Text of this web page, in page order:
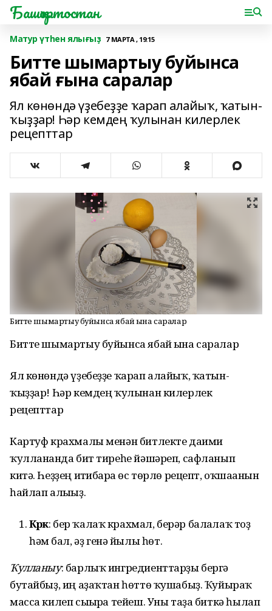
Башҡортостан
Матур үтһен ялығыҙ 7 МАРТА , 19:15
Битте шымартыу буйынса
ябай ғына саралар
Ял көнөндә үҙебеҙҙе ҡарап алайыҡ, ҡатын-
ҡыҙҙар! Һәр кемдең ҡулынан килерлек
рецепттар
Битте шымартыу буйынса ябай ғына саралар
Битте шымартыу буйынса ябай ғына саралар
Ял көнөндә үҙебеҙҙе ҡарап алайыҡ, ҡатын-
ҡыҙҙар! Һәр кемдең ҡулынан килерлек
рецепттар
Картуф крахмалы менән битлекте даими
ҡулланғанда бит тиреһе йәшәреп, сафланып
китә. Һеҙҙең иғтибарға өс төрлө рецепт, оҡшағанын
һайлап алығыҙ.
Кәрәк: бер ҡалаҡ крахмал, берәр балғалаҡ тоҙ
һәм бал, әҙ генә йылы һөт.
Ҡулланыу: барлыҡ ингредиенттарҙы бергә
бутайбыҙ, иң аҙаҡтан һөттө ҡушабыҙ. Ҡуйыраҡ
масса килеп сығырға тейеш. Уны таҙа биткә һылап